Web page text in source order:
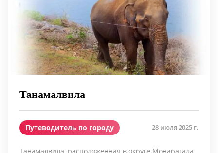
Танамалвила
Путеводитель по городу 28 июля 2025 г.
Танамалвила, расположенная в округе Монарагала